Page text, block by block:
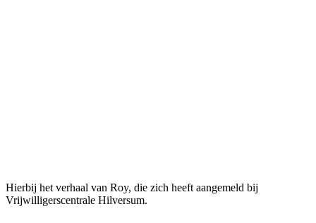
Hierbij het verhaal van Roy, die zich heeft aangemeld bij
Vrijwilligerscentrale Hilversum.